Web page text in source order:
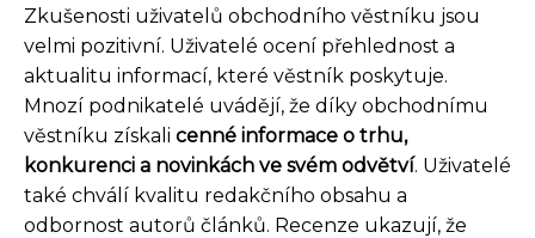
Zkušenosti uživatelů obchodního věstníku jsou
velmi pozitivní. Uživatelé ocení přehlednost a
aktualitu informací, které věstník poskytuje.
Mnozí podnikatelé uvádějí, že díky obchodnímu
věstníku získali cenné informace o trhu,
konkurenci a novinkách ve svém odvětví. Uživatelé
také chválí kvalitu redakčního obsahu a
odbornost autorů článků. Recenze ukazují, že